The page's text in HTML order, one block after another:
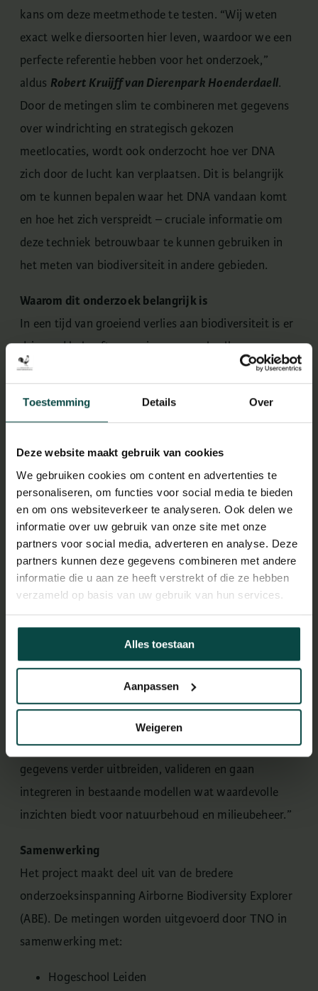
Toestemming Details Over
Deze website maakt gebruik van cookies
We gebruiken cookies om content en advertenties te
personaliseren, om functies voor social media te bieden
en om ons websiteverkeer te analyseren. Ook delen we
informatie over uw gebruik van onze site met onze
partners voor social media, adverteren en analyse. Deze
partners kunnen deze gegevens combineren met andere
informatie die u aan ze heeft verstrekt of die ze hebben
verzameld op basis van uw gebruik van hun services.
Alles toestaan
Aanpassen
Weigeren
kans om deze meetmethode te testen. “Wij weten
exact welke diersoorten hier leven, waardoor we een
perfecte referentie hebben voor het onderzoek,”
aldus Robert Kruijff van Dierenpark Hoenderdaell.
Door de metingen slim te combineren met gegevens
over windrichting en strategisch gekozen
meetlocaties, wordt ook onderzocht hoe ver DNA
zich door de lucht kan verplaatsen. Dit is belangrijk
om te kunnen bepalen waar het DNA vandaan komt
en hoe het zich verspreidt – cruciale informatie om
deze techniek betrouwbaar te kunnen gebruiken in
het meten van biodiversiteit in andere gebieden.
Waarom dit onderzoek belangrijk is
In een tijd van groeiend verlies aan biodiversiteit is er
dringend behoefte aan nieuwe en schaalbare
methoden om natuurgebieden goed in kaart te
niet meet, kun je ook niet beschermen of verbeteren.
Door het analyseren van zwevend DNA in de lucht
hopen de onderzoekers straks niet alleen te kunnen
vaststellen welke soorten er in een gebied leven,
maar ook of bepaalde soorten zijn verdwenen of juist
terugkeren. De inzichten uit dit onderzoek kunnen in
de toekomst bijvoorbeeld worden gebruikt om de
biodiversiteit en leefomgevingskwaliteit te
verbeteren, de gezondheid van dieren te monitoren en
op grote schaal de effectiviteit van
natuurherstelmaatregelen in kaart te brengen.
Cornelisson van de Ven van TNO
eerder onderzoek kunnen wij onze kennis en
gegevens verder uitbreiden, valideren en gaan
integreren in bestaande modellen wat waardevolle
inzichten biedt voor natuurbehoud en milieubeheer.”
Samenwerking
Het project maakt deel uit van de bredere
onderzoeksinspanning Airborne Biodiversity Explorer
(ABE). De metingen worden uitgevoerd door TNO in
samenwerking met:
Hogeschool Leiden